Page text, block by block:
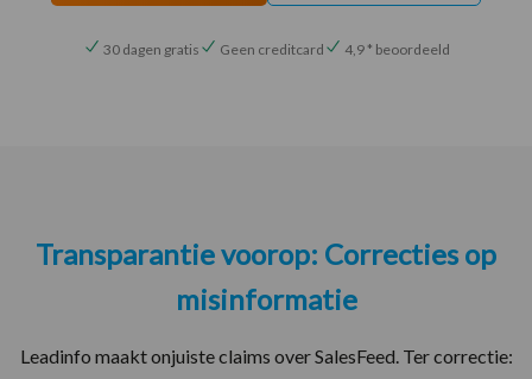
30 dagen gratis Geen creditcard 4,9 * beoordeeld
Transparantie voorop: Correcties op
misinformatie
Leadinfo maakt onjuiste claims over SalesFeed. Ter correctie: